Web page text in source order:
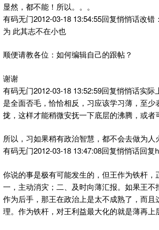
显然，都不能！所以。。。
有码无门2012-03-18 13:54:55回复悄悄话改错
为 此其志不在小也
顺便请教各位：如何编辑自己的跟帖？
谢谢
有码无门2012-03-18 13:52:59回复悄悄话实际
是全面否毛，恰恰相反，习应该学习薄，至少
拢，这样才能稍微安抚一下底层的沸腾，或者
所以，习如果稍有政治智慧，都不会去做为人
有码无门2012-03-18 13:47:08回复悄悄话回复
你说的事是极有可能发生的，但王作为铁杆，
一，主动消灾；二、及时向薄汇报。如果王不
作为后手，那王在政治上是太不成熟了，而且
理。作为铁杆，对王利益最大化的就是薄再上